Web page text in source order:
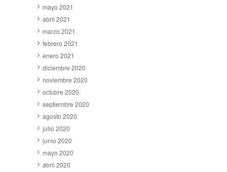
mayo 2021
abril 2021
marzo 2021
febrero 2021
enero 2021
diciembre 2020
noviembre 2020
octubre 2020
septiembre 2020
agosto 2020
julio 2020
junio 2020
mayo 2020
abril 2020